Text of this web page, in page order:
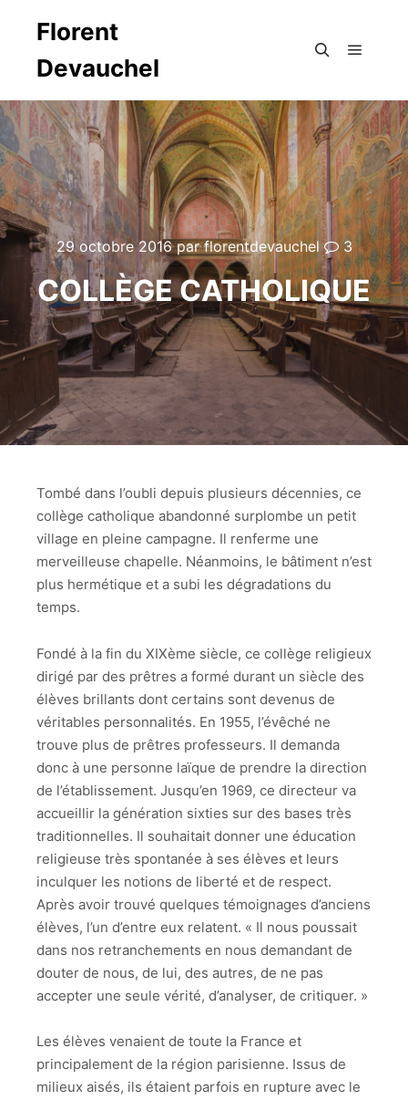
Florent
Devauchel
29 octobre 2016parflorentdevauchel 3
COLLÈGE CATHOLIQUE
Tombé dans l’oubli depuis plusieurs décennies, ce
collège catholique abandonné surplombe un petit
village en pleine campagne. Il renferme une
merveilleuse chapelle. Néanmoins, le bâtiment n’est
plus hermétique et a subi les dégradations du
temps.
Fondé à la fin du XIXème siècle, ce collège religieux
dirigé par des prêtres a formé durant un siècle des
élèves brillants dont certains sont devenus de
véritables personnalités. En 1955, l’évêché ne
trouve plus de prêtres professeurs. Il demanda
donc à une personne laïque de prendre la direction
de l’établissement. Jusqu’en 1969, ce directeur va
accueillir la génération sixties sur des bases très
traditionnelles. Il souhaitait donner une éducation
religieuse très spontanée à ses élèves et leurs
inculquer les notions de liberté et de respect.
Après avoir trouvé quelques témoignages d’anciens
élèves, l’un d’entre eux relatent. « Il nous poussait
dans nos retranchements en nous demandant de
douter de nous, de lui, des autres, de ne pas
accepter une seule vérité, d’analyser, de critiquer. »
Les élèves venaient de toute la France et
principalement de la région parisienne. Issus de
milieux aisés, ils étaient parfois en rupture avec le